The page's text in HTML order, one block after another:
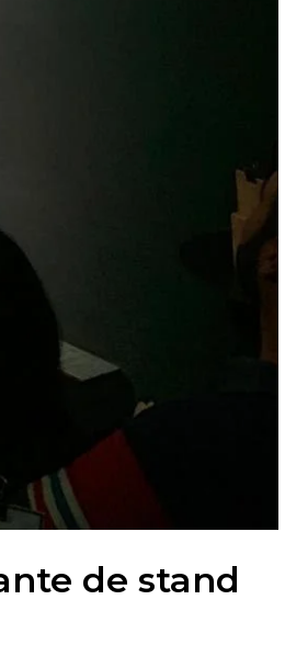
de stand